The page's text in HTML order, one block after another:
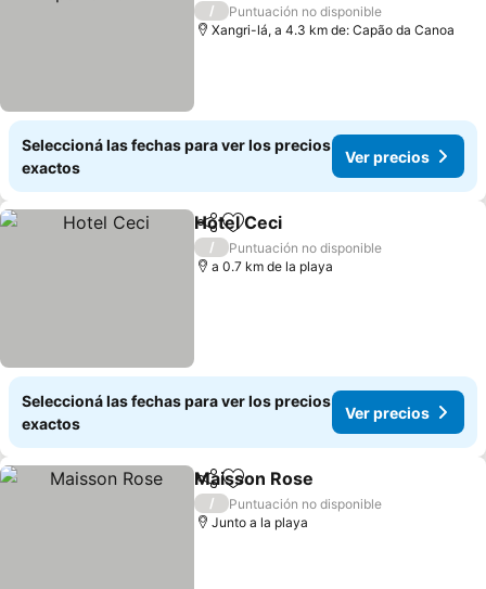
/
Puntuación no disponible
Xangri-lá, a 4.3 km de: Capão da Canoa
Seleccioná las fechas para ver los precios
exactos
Ver precios
CompartirAñadir a favoritos
Hotel Ceci
/
Puntuación no disponible
a 0.7 km de la playa
Seleccioná las fechas para ver los precios
exactos
Ver precios
CompartirAñadir a favoritos
Maisson Rose
/
Puntuación no disponible
Junto a la playa